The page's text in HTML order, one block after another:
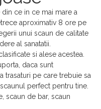
ce in ce mai mare a
aproximativ 8 ore pe
unui scaun de calitate
al sanatatii.
si alese acestea.
daca sunt
trasaturi pe care trebuie sa
perfect pentru tine.
scaun de bar, scaun